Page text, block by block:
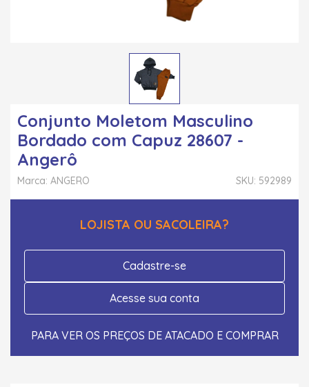
Conjunto Moletom Masculino
Bordado com Capuz 28607 -
Angerô
SKU: 592989
Marca: ANGERO
LOJISTA OU SACOLEIRA?
Cadastre-se
Acesse sua conta
PARA VER OS PREÇOS DE ATACADO E COMPRAR